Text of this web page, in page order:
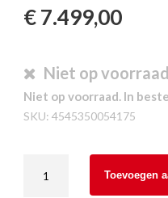
€7.499,00
Niet op voorraad
Niet op voorraad. In
SKU: 4545350054175
SYSTEM
Toevoegen